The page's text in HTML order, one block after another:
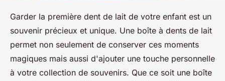
Garder la première dent de lait de votre enfant est un
souvenir précieux et unique. Une boîte à dents de lait
permet non seulement de conserver ces moments
magiques mais aussi d'ajouter une touche personnelle
à votre collection de souvenirs. Que ce soit une boîte